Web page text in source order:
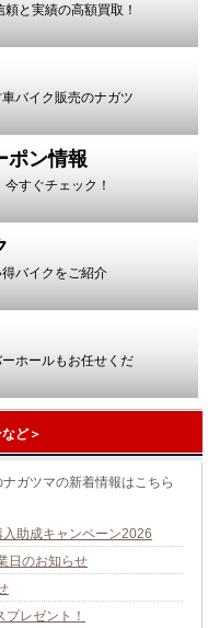
と実績の高額買取！
バイク販売のナガツ
ポン情報
すぐチェック！
バイクをご紹介
ホールもお任せくだ
ど＞
ガツマの新着情報はこちら
助成キャンペーン2026
日のお知らせ
レゼント！